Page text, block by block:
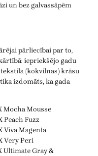
un bez galvassāpēm
pārliecībai par to,
iepriekšējo gadu
(kokvilnas) krāsu
izdomāts, ka gada
Mocha Mousse
Peach Fuzz
Viva Magenta
Very Peri
Ultimate Gray &